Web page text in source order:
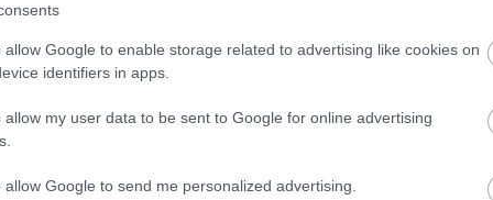
allow Google to enable storage related to advertising like cookies on
identifiers in apps.
allow my user data to be sent to Google for online advertising
allow Google to send me personalized advertising.
Foto:Veyron Photo, Shutterstock
Benz–GLBs podielom 21,2 %,CLA